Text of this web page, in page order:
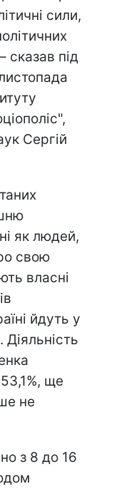
сили,
сказав під
Сергій
як людей,
свою
власні
йдуть у
ще
не
з 8 до 16